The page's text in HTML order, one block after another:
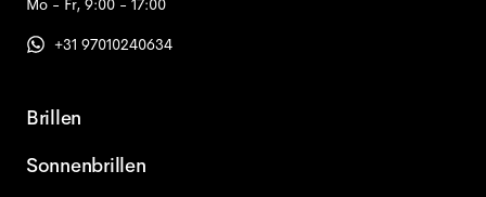
Mo - Fr, 9:00 - 17:00
+31 97010240634
Brillen
Sonnenbrillen